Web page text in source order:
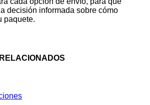
decisión informada sobre cómo
paquete.